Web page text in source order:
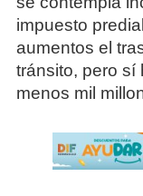
impuesto
aumentos el
tránsito, pero sí
menos mil